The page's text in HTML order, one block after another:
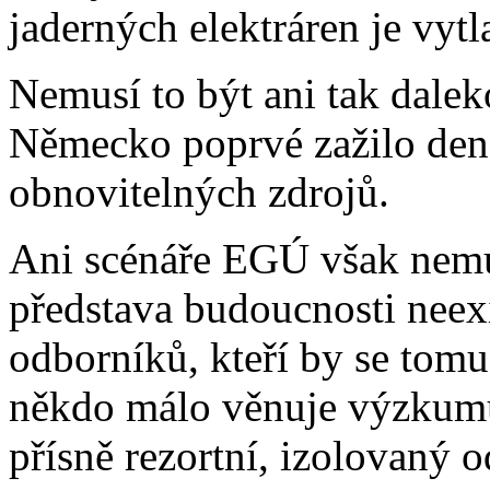
jaderných elektráren je
Nemusí to být ani tak
Německo poprvé zažilo
obnovitelných zdrojů.
Ani scénáře EGÚ však
představa budoucnosti
odborníků, kteří by se
někdo málo věnuje
přísně rezortní, izolovaný